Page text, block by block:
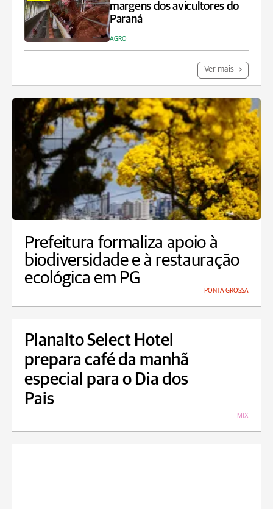
margens dos avicultores do
Paraná
AGRO
Ver mais
Prefeitura formaliza apoio à
biodiversidade e à restauração
ecológica em PG
PONTA GROSSA
Planalto Select Hotel
prepara café da manhã
especial para o Dia dos
Pais
MIX